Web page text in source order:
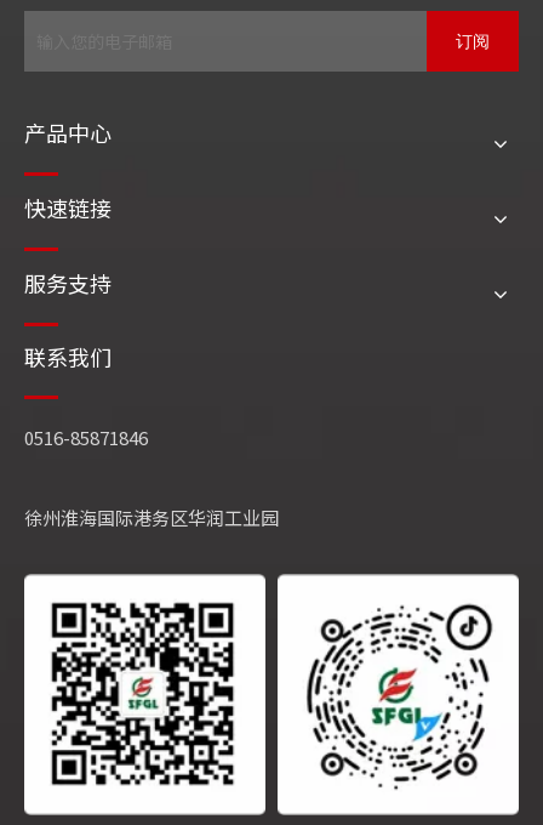
订阅
产品中心
快速链接
服务支持
联系我们
0516-85871846
徐州淮海国际港务区华润工业园